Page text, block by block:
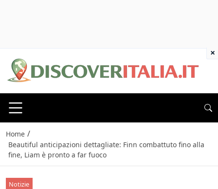
Home /
Beautiful anticipazioni dettagliate: Finn combattuto fino alla
fine, Liam è pronto a far fuoco
Notizie
×